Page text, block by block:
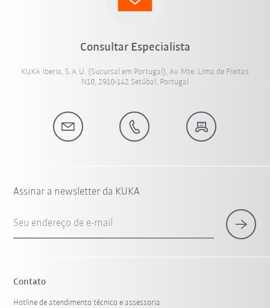
Consultar Especialista
KUKA Iberia, S.A.U. (Sucursal em Portugal), Av. Mte. Lima de Freitas
N10, 2910-142 Setúbal, Portugal
Assinar a newsletter da KUKA
Seu endereço de e-mail
Contato
Hotline de atendimento técnico e assessoria